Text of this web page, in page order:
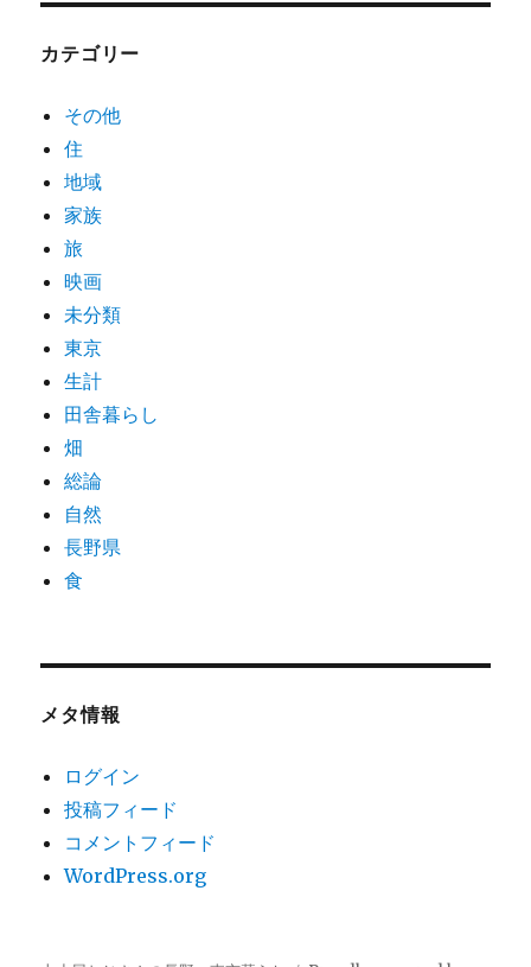
カテゴリー
その他
住
地域
家族
旅
映画
未分類
東京
生計
田舎暮らし
畑
総論
自然
長野県
食
メタ情報
ログイン
投稿フィード
コメントフィード
WordPress.org